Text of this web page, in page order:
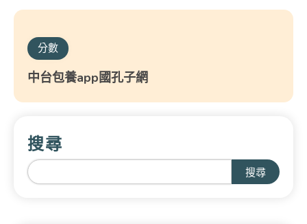
分數
中台包養app國孔子網
搜尋
搜尋